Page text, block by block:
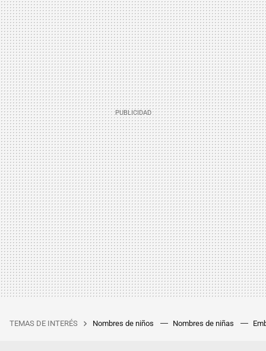
TEMAS DE INTERÉS Nombres de niños Nombres de niñas